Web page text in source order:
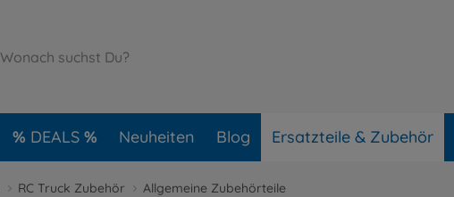
DEALS Neuheiten Blog Ersatzteile & Zubehör
RC Truck Zubehör Allgemeine Zubehörteile